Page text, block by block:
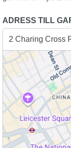
ADRESS TILL
2 Charing Cross